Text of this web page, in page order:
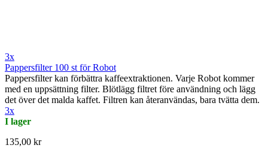
3x
Pappersfilter 100 st för Robot
Pappersfilter kan förbättra kaffeextraktionen. Varje Robot kommer
med en uppsättning filter. Blötlägg filtret före användning och lägg
det över det malda kaffet. Filtren kan återanvändas, bara tvätta dem.
3x
I lager
135,00 kr